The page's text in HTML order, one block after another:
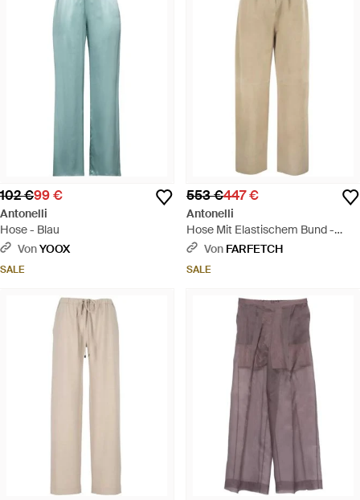
102 €99 €
Antonelli
Hose - Blau
VonYOOX
SALE
553 €447 €
Antonelli
Hose Mit Elastischem Bund -
Natur
Von FARFETCH
SALE